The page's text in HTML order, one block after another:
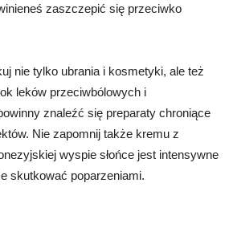
zaszczepić się przeciwko
nie tylko ubrania i kosmetyki, ale też
leków przeciwbólowych i
znaleźć się preparaty chroniące
Nie zapomnij także kremu z
wyspie słońce jest intensywne
skutkować poparzeniami.